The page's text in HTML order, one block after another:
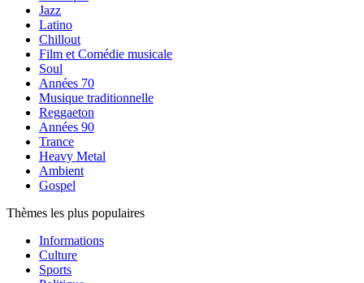
Jazz
Latino
Chillout
Film et Comédie musicale
Soul
Années 70
Musique traditionnelle
Reggaeton
Années 90
Trance
Heavy Metal
Ambient
Gospel
Thèmes les plus populaires
Informations
Culture
Sports